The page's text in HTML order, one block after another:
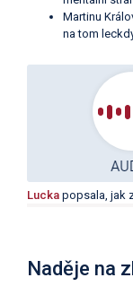
Martinu
na tom
Lucka popsala, jak
Naděje na